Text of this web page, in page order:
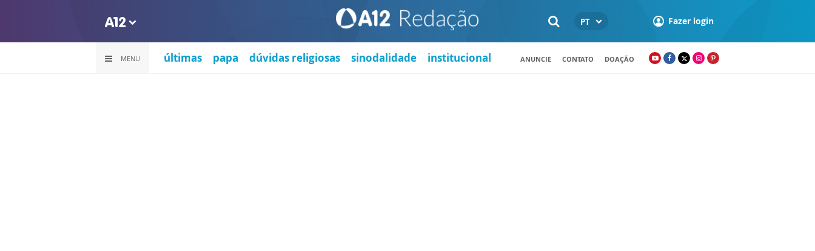
PT Fazer login
MENU últimas papa dúvidas religiosas sinodalidade institucional ANUNCIE CONTATO DOAÇÃO